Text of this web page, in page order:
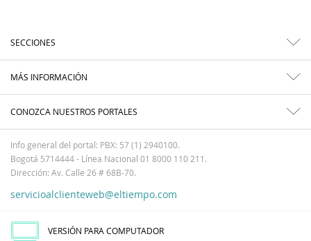
SECCIONES
MÁS INFORMACIÓN
CONOZCA NUESTROS PORTALES
Info general del portal: PBX: 57 (1) 2940100.
Bogotá 5714444 - Línea Nacional 01 8000 110 211.
Dirección: Av. Calle 26 # 68B-70.
servicioalclienteweb@eltiempo.com
VERSIÓN PARA COMPUTADOR